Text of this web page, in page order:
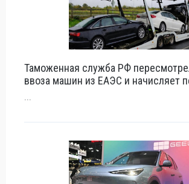
Таможенная служба РФ
ввоза машин из ЕАЭС и начисляет